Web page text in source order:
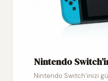
Nintendo
Nintendo Switch’inizi